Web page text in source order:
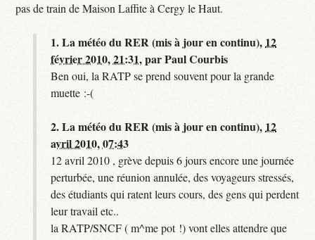
pas de train de Maison Laffite à Cergy le Haut.
1.La météo du RER (mis à jour en continu), 12
février 2010, 21:31,parPaul Courbis
Ben oui, la RATP se prend souvent pour la grande
muette :-(
2.La météo du RER (mis à jour en continu), 12
avril 2010, 07:43
12 avril 2010 , grève depuis 6 jours encore une journée
perturbée, une réunion annulée, des voyageurs stressés,
des étudiants qui ratent leurs cours, des gens qui perdent
leur travail etc..
la RATP/SNCF ( m^me pot !) vont elles attendre que